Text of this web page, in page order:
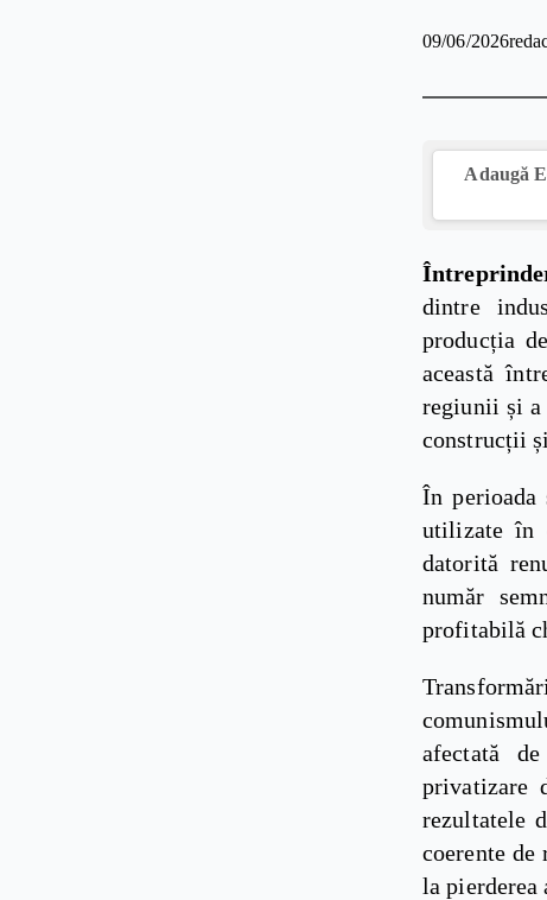
09/06/2026
Adaugă
dintre
producția
această
regiunii și a
construcții
În perioada
utilizate în
datorită
număr
profitabilă
afectată
privatizare
rezultatele
coerente
la